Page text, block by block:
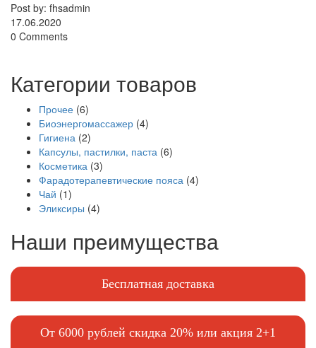
Post by: fhsadmin
17.06.2020
0 Comments
Категории товаров
Прочее (6)
Биоэнергомассажер (4)
Гигиена (2)
Капсулы, пастилки, паста (6)
Косметика (3)
Фарадотерапевтические пояса (4)
Чай (1)
Эликсиры (4)
Наши преимущества
Бесплатная доставка
От 6000 рублей скидка 20% или акция 2+1